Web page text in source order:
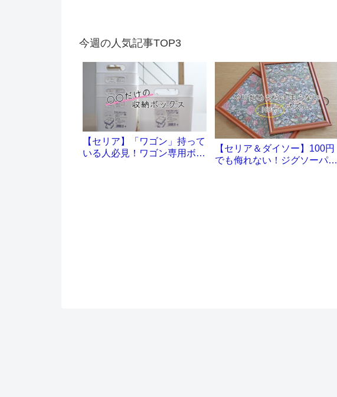
今週の人気記事TOP3
【セリア】「ワゴン」持って
いる人必見！ワゴン専用ボッ
【セリア＆ダイソー】100円
でも侮れない！ジグソーパズ